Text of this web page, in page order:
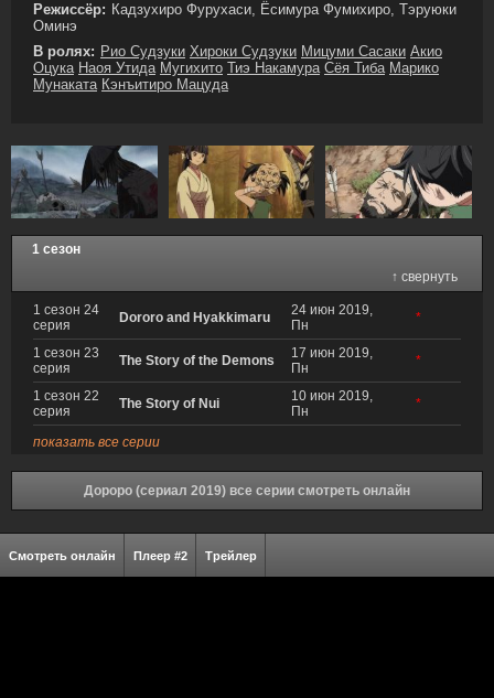
Режиссёр: Кадзухиро Фурухаси, Ёсимура Фумихиро, Тэруюки
Оминэ
В ролях: Рио Судзуки Хироки Судзуки Мицуми Сасаки Акио
Оцука Наоя Утида Мугихито Тиэ Накамура Сёя Тиба Марико
Мунаката Кэнъитиро Мацуда
1 сезон
↑ свернуть
1 сезон 24
серия
Dororo and Hyakkimaru
24 июн 2019,
Пн
*
1 сезон 23
серия
The Story of the Demons
17 июн 2019,
Пн
*
1 сезон 22
серия
The Story of Nui
10 июн 2019,
Пн
*
показать все серии
Дороро (сериал 2019) все серии смотреть онлайн
Смотреть онлайн Плеер #2 Трейлер